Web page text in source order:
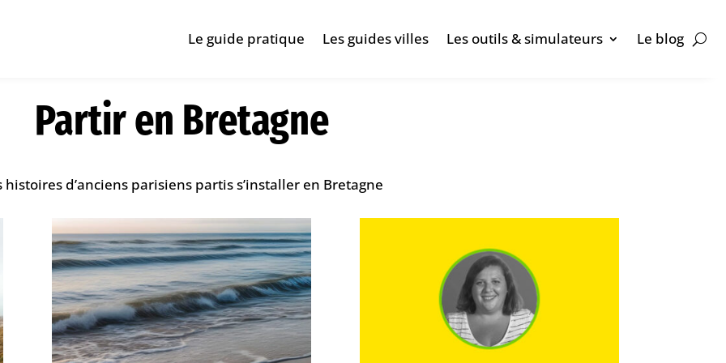
Le guide pratique Les guides villes Les outils & simulateurs Le blog
Partir en Bretagne
histoires d’anciens parisiens partis s’installer en Bretagne